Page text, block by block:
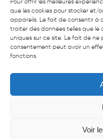
que les cookies pour stocker et/
appareils. Le fait de consentir à
traiter des données telles que
uniques sur ce site. Le fait de ne
consentement peut avoir un
fonctions.
Voir